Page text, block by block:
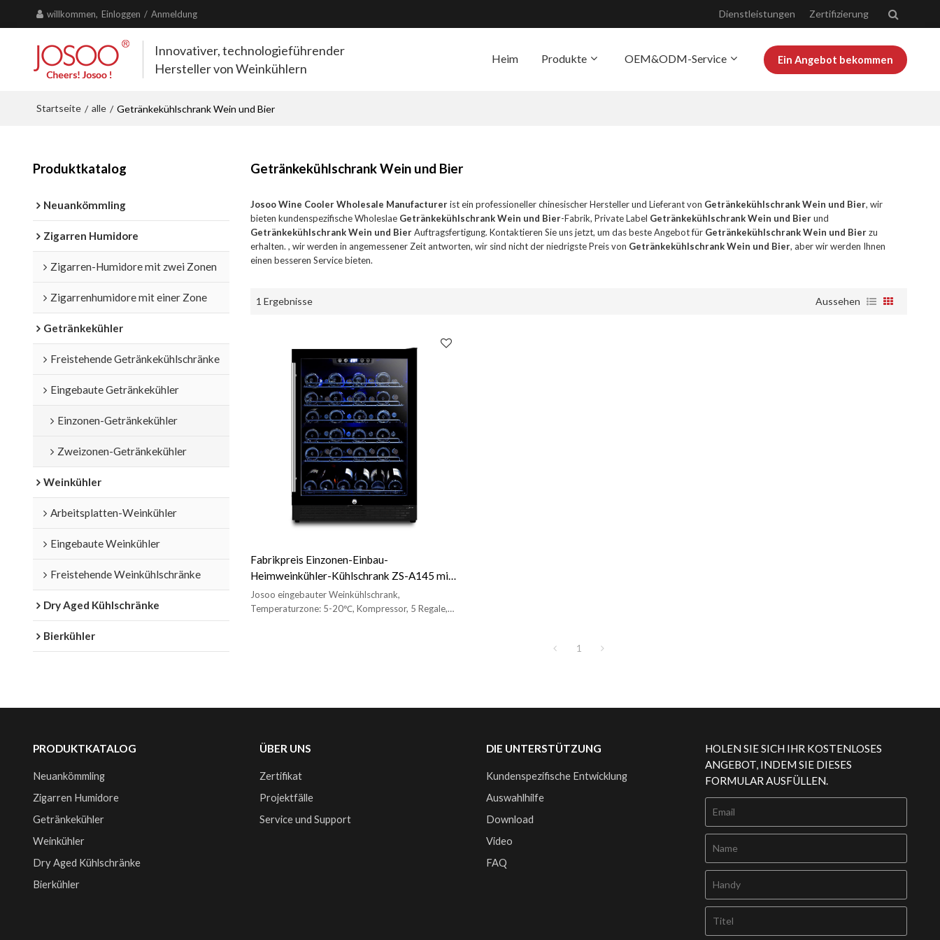
willkommen, Einloggen / Anmeldung Dienstleistungen Zertifizierung
Innovativer, technologieführender
Hersteller von Weinkühlern
Heim Produkte OEM&ODM-Service Ein Angebot bekommen
Startseite / alle / Getränkekühlschrank Wein und Bier
Produktkatalog
Neuankömmling
Zigarren Humidore
Zigarren-Humidore mit zwei Zonen
Zigarrenhumidore mit einer Zone
Getränkekühler
Freistehende Getränkekühlschränke
Eingebaute Getränkekühler
Einzonen-Getränkekühler
Zweizonen-Getränkekühler
Weinkühler
Arbeitsplatten-Weinkühler
Eingebaute Weinkühler
Freistehende Weinkühlschränke
Dry Aged Kühlschränke
Bierkühler
Getränkekühlschrank Wein und Bier
Josoo Wine Cooler Wholesale Manufacturerist ein professioneller chinesischer Hersteller und Lieferant von Getränkekühlschrank Wein und Bier, wir
bieten kundenspezifische Wholeslae Getränkekühlschrank Wein und Bier-Fabrik, Private Label Getränkekühlschrank Wein und Bierund
Getränkekühlschrank Wein und BierAuftragsfertigung. Kontaktieren Sie uns jetzt, um das beste Angebot für Getränkekühlschrank Wein und Bierzu
erhalten. , wir werden in angemessener Zeit antworten, wir sind nicht der niedrigste Preis von Getränkekühlschrank Wein und Bier, aber wir werden Ihnen
einen besseren Service bieten.
1 Ergebnisse Aussehen
Fabrikpreis Einzonen-Einbau-
Heimweinkühler-Kühlschrank ZS-A145 mit
Drahtgestell und Vollglastür
Josoo eingebauter Weinkühlschrank,
Temperaturzone: 5-20℃, Kompressor, 5 Regale,
1
PRODUKTKATALOG
Neuankömmling
Zigarren Humidore
Getränkekühler
Weinkühler
Dry Aged Kühlschränke
Bierkühler
ÜBER UNS
Zertifikat
Projektfälle
Service und Support
DIE UNTERSTÜTZUNG
Kundenspezifische Entwicklung
Auswahlhilfe
Download
Video
FAQ
HOLEN SIE SICH IHR KOSTENLOSES
ANGEBOT, INDEM SIE DIESES
FORMULAR AUSFÜLLEN.